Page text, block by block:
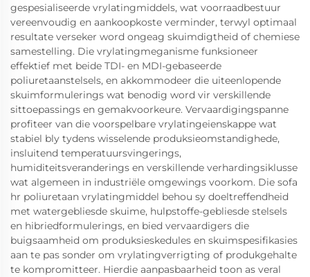
gespesialiseerde vrylatingmiddels, wat voorraadbestuur
vereenvoudig en aankoopkoste verminder, terwyl optimaal
resultate verseker word ongeag skuimdigtheid of chemiese
samestelling. Die vrylatingmeganisme funksioneer
effektief met beide TDI- en MDI-gebaseerde
poliuretaanstelsels, en akkommodeer die uiteenlopende
skuimformulerings wat benodig word vir verskillende
sittoepassings en gemakvoorkeure. Vervaardigingspanne
profiteer van die voorspelbare vrylatingeienskappe wat
stabiel bly tydens wisselende produksieomstandighede,
insluitend temperatuursvingerings,
humiditeitsveranderings en verskillende verhardingsiklusse
wat algemeen in industriële omgewings voorkom. Die sofa
hr poliuretaan vrylatingmiddel behou sy doeltreffendheid
met watergebliesde skuime, hulpstoffe-gebliesde stelsels
en hibriedformulerings, en bied vervaardigers die
buigsaamheid om produksieskedules en skuimspesifikasies
aan te pas sonder om vrylatingverrigting of produkgehalte
te kompromitteer. Hierdie aanpasbaarheid toon as veral